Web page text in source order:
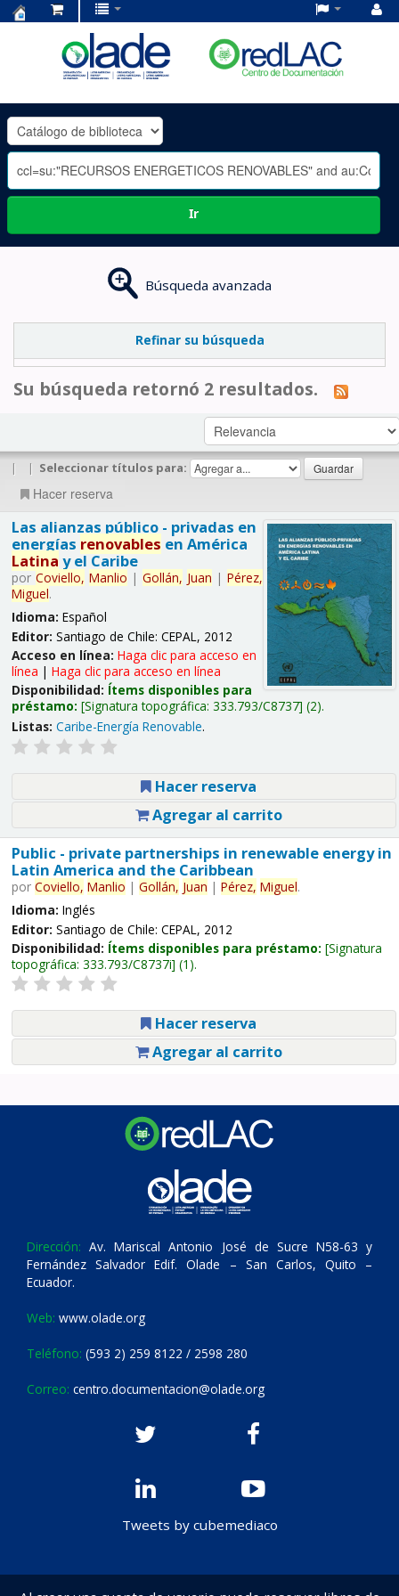
OLADE
-
Ir
Búsqueda avanzada
Refinar su búsqueda
Su búsqueda retornó 2 resultados.
| | Seleccionar títulos para:
Hacer reserva
Las alianzas público - privadas en
energías renovables en América
Latina y el Caribe
por Coviello, Manlio | Gollán, Juan | Pérez,
Miguel.
Idioma: Español
Editor: Santiago de Chile: CEPAL, 2012
Acceso en línea: Haga clic para acceso en
línea | Haga clic para acceso en línea
Disponibilidad: Ítems disponibles para
préstamo: Signatura topográfica: 333.793/C8737 (2).
Listas: Caribe-Energía Renovable.
Hacer reserva
Agregar al carrito
Public - private partnerships in renewable energy in
Latin America and the Caribbean
por Coviello, Manlio | Gollán, Juan | Pérez, Miguel.
Idioma: Inglés
Editor: Santiago de Chile: CEPAL, 2012
Disponibilidad: Ítems disponibles para préstamo: Signatura
topográfica: 333.793/C8737i (1).
Hacer reserva
Agregar al carrito
Dirección: Av. Mariscal Antonio José de Sucre N58-63 y
Fernández Salvador Edif. Olade – San Carlos, Quito –
Ecuador.
Web: www.olade.org
Teléfono: (593 2) 259 8122 / 2598 280
Correo: centro.documentacion@olade.org
Tweets by cubemediaco